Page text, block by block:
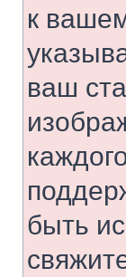
к
ваш
быть